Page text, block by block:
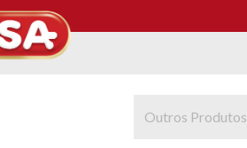
Outros Produtos